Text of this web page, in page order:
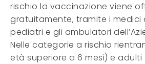
rischio la vaccinazione viene
gratuitamente, tramite i medici
pediatri e gli ambulatori
Nelle categorie a rischio
età superiore a 6 mesi) e